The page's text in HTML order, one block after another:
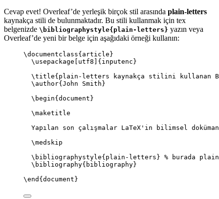
Cevap evet! Overleaf’de yerleşik birçok stil arasında plain-letters
kaynakça stili de bulunmaktadır. Bu stili kullanmak için tex
belgenizde \bibliographystyle{plain-letters} yazın veya
Overleaf’de yeni bir belge için aşağıdaki örneği kullanın:
\documentclass{ article }
\usepackage
utf8 ]{ inputenc }
\title{plain-letters kaynakça stilini kullanan
\author{John Smith}
\begin{ document }
\maketitle
Yapılan son çalışmalar LaTeX'in bilimsel
\medskip
\bibliographystyle{plain-letters} % burada
\bibliography{bibliography}
\end { document }